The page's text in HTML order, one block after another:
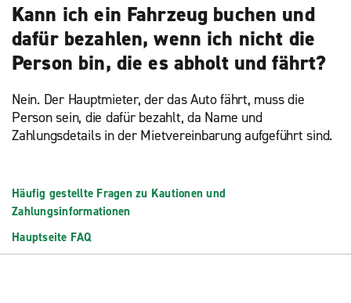
Kann ich ein Fahrzeug buchen und
dafür bezahlen, wenn ich nicht die
Person bin, die es abholt und fährt?
Nein. Der Hauptmieter, der das Auto fährt, muss die
Person sein, die dafür bezahlt, da Name und
Zahlungsdetails in der Mietvereinbarung aufgeführt sind.
Häufig gestellte Fragen zu Kautionen und
Zahlungsinformationen
Hauptseite FAQ